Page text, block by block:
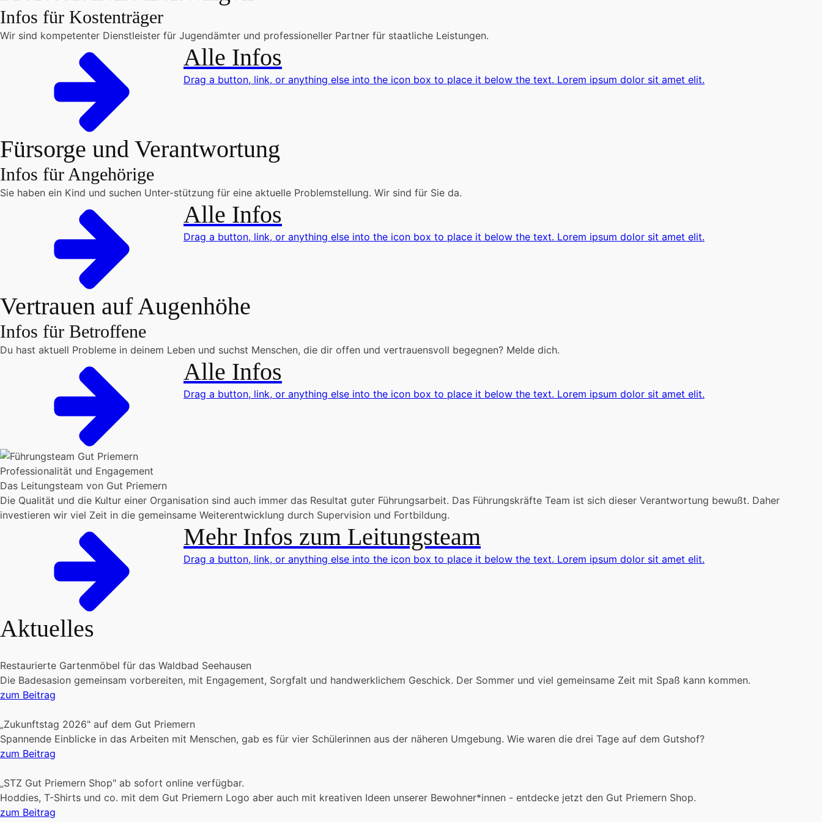
Infos für Kostenträger
Wir sind kompetenter Dienstleister für Jugendämter und professioneller Partner für staatliche Leistungen.
Alle Infos
Drag a button, link, or anything else into the icon box to place it below the text. Lorem ipsum dolor sit amet elit.
Fürsorge und Verantwortung
Infos für Angehörige
Sie haben ein Kind und suchen Unter-stützung für eine aktuelle Problemstellung. Wir sind für Sie da.
Alle Infos
Drag a button, link, or anything else into the icon box to place it below the text. Lorem ipsum dolor sit amet elit.
Vertrauen auf Augenhöhe
Infos für Betroffene
Du hast aktuell Probleme in deinem Leben und suchst Menschen, die dir offen und vertrauensvoll begegnen? Melde dich.
Alle Infos
Drag a button, link, or anything else into the icon box to place it below the text. Lorem ipsum dolor sit amet elit.
Professionalität und Engagement
Das Leitungsteam von Gut Priemern
Die Qualität und die Kultur einer Organisation sind auch immer das Resultat guter Führungsarbeit. Das Führungskräfte Team ist sich dieser Verantwortung bewußt. Daher
investieren wir viel Zeit in die gemeinsame Weiterentwicklung durch Supervision und Fortbildung.
Mehr Infos zum Leitungsteam
Drag a button, link, or anything else into the icon box to place it below the text. Lorem ipsum dolor sit amet elit.
Aktuelles
Restaurierte Gartenmöbel für das Waldbad Seehausen
Die Badesasion gemeinsam vorbereiten, mit Engagement, Sorgfalt und handwerklichem Geschick. Der Sommer und viel gemeinsame Zeit mit Spaß kann kommen.
zum Beitrag
„Zukunftstag 2026" auf dem Gut Priemern
Spannende Einblicke in das Arbeiten mit Menschen, gab es für vier Schülerinnen aus der näheren Umgebung. Wie waren die drei Tage auf dem Gutshof?
zum Beitrag
„STZ Gut Priemern Shop" ab sofort online verfügbar.
Hoddies, T-Shirts und co. mit dem Gut Priemern Logo aber auch mit kreativen Ideen unserer Bewohner*innen - entdecke jetzt den Gut Priemern Shop.
zum Beitrag